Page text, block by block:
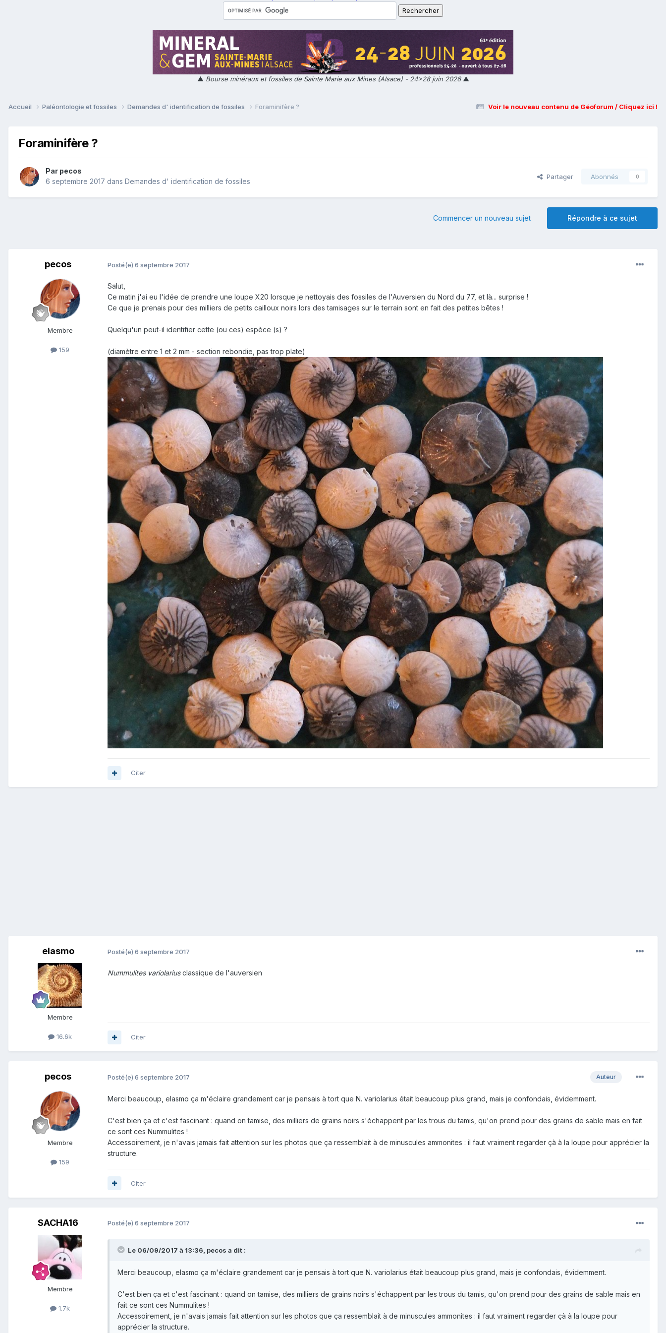
▲ Bourse minéraux et fossiles de Sainte Marie aux Mines (Alsace) - 24>28 juin 2026▲
Voir le nouveau contenu de Géoforum / Cliquez ici !
Accueil Paléontologie et fossiles Demandes d' identification de fossiles Foraminifère ?
Foraminifère ?
Par pecos
6 septembre 2017 dans Demandes d' identification de fossiles
Partager Abonnés 0
Répondre à ce sujet
Commencer un nouveau sujet
pecos
Membre
159
Posté(e) 6 septembre 2017
Salut,
Ce matin j'ai eu l'idée de prendre une loupe X20 lorsque je nettoyais des fossiles de l'Auversien du Nord du 77, et là... surprise !
Ce que je prenais pour des milliers de petits cailloux noirs lors des tamisages sur le terrain sont en fait des petites bêtes !
Quelqu'un peut-il identifier cette (ou ces) espèce (s) ?
(diamètre entre 1 et 2 mm - section rebondie, pas trop plate)
Citer
elasmo
Membre
16.6k
Posté(e) 6 septembre 2017
Nummulites variolariusclassique de l'auversien
Citer
pecos
Membre
159
Auteur
Posté(e) 6 septembre 2017
Merci beaucoup, elasmo ça m'éclaire grandement car je pensais à tort que N. variolarius était beaucoup plus grand, mais je confondais, évidemment.
C'est bien ça et c'est fascinant : quand on tamise, des milliers de grains noirs s'échappent par les trous du tamis, qu'on prend pour des grains de sable mais en fait
ce sont ces Nummulites !
Accessoirement, je n'avais jamais fait attention sur les photos que ça ressemblait à de minuscules ammonites : il faut vraiment regarder çà à la loupe pour apprécier la
structure.
Citer
SACHA16
Membre
1.7k
Posté(e) 6 septembre 2017
Le 06/09/2017 à 13:36, pecos a dit :
Merci beaucoup, elasmo ça m'éclaire grandement car je pensais à tort que N. variolarius était beaucoup plus grand, mais je confondais, évidemment.
C'est bien ça et c'est fascinant : quand on tamise, des milliers de grains noirs s'échappent par les trous du tamis, qu'on prend pour des grains de sable mais en
fait ce sont ces Nummulites !
Accessoirement, je n'avais jamais fait attention sur les photos que ça ressemblait à de minuscules ammonites : il faut vraiment regarder çà à la loupe pour
apprécier la structure.